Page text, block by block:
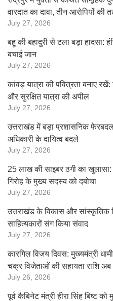
वारदात का दावा, तीन आरोपियों की
July 27, 2026
बहू की बहादुरी से टला बड़ा हादसा:
बचाई जान
July 27, 2026
कांवड़ यात्रा की पवित्रता बनाए
और सुरक्षित यात्रा की अपील
July 27, 2026
उत्तराखंड में बड़ा प्रशासनिक
अधिकारी के दायित्व बदले
July 27, 2026
25 लाख की साइबर ठगी का खुलासा:
गिरोह के मुख्य सदस्य को दबोचा
July 27, 2026
उत्तराखंड के विकास और सांस्कृतिक
साहित्यकारों संग किया संवाद
July 27, 2026
कारगिल विजय दिवस: मुख्यमंत्री
चक्र विजेताओं की सहायता राशि
July 26, 2026
पूर्व कैबिनेट मंत्री हीरा सिंह बिष्ट